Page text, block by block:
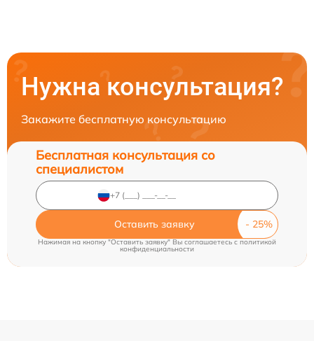
Нужна консультация?
Закажите бесплатную консультацию
Бесплатная консультация со
специалистом
Оставить заявку
Нажимая на кнопку "Оставить заявку" Вы соглашаетесь cполитикой
конфиденциальности